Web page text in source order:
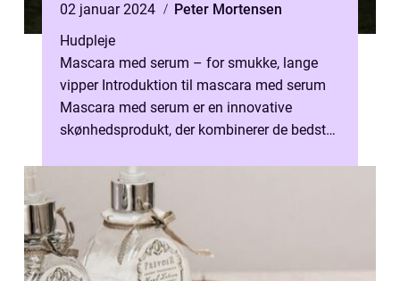
02 januar 2024
Peter Mortensen
Hudpleje
Mascara med serum – for smukke, lange
vipper Introduktion til mascara med serum
Mascara med serum er en innovative
skønhedsprodukt, der kombinerer de bedste